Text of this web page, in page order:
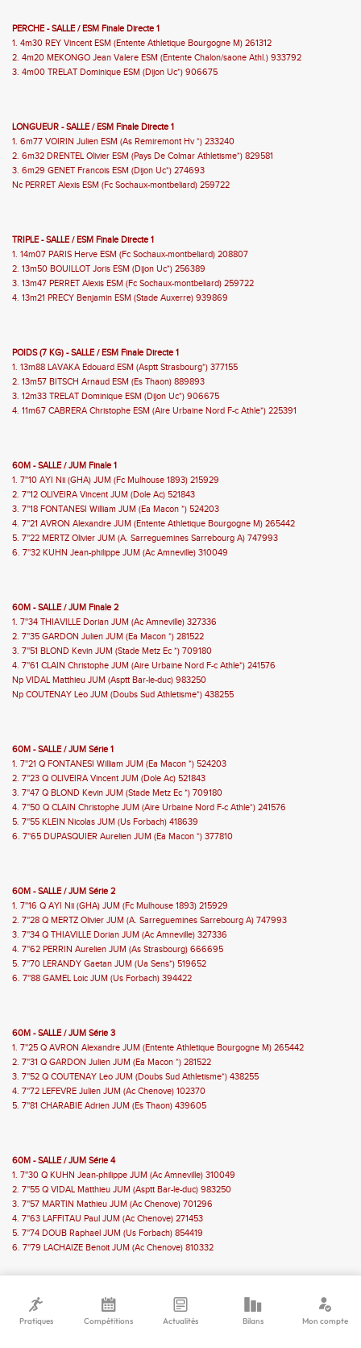
PERCHE - SALLE / ESM Finale Directe 1
1. 4m30 REY Vincent ESM (Entente Athletique Bourgogne M) 261312
2. 4m20 MEKONGO Jean Valere ESM (Entente Chalon/saone Athl.) 933792
3. 4m00 TRELAT Dominique ESM (Dijon Uc*) 906675
LONGUEUR - SALLE / ESM Finale Directe 1
1. 6m77 VOIRIN Julien ESM (As Remiremont Hv *) 233240
2. 6m32 DRENTEL Olivier ESM (Pays De Colmar Athletisme*) 829581
3. 6m29 GENET Francois ESM (Dijon Uc*) 274693
Nc PERRET Alexis ESM (Fc Sochaux-montbeliard) 259722
TRIPLE - SALLE / ESM Finale Directe 1
1. 14m07 PARIS Herve ESM (Fc Sochaux-montbeliard) 208807
2. 13m50 BOUILLOT Joris ESM (Dijon Uc*) 256389
3. 13m47 PERRET Alexis ESM (Fc Sochaux-montbeliard) 259722
4. 13m21 PRECY Benjamin ESM (Stade Auxerre) 939869
POIDS (7 KG) - SALLE / ESM Finale Directe 1
1. 13m88 LAVAKA Edouard ESM (Asptt Strasbourg*) 377155
2. 13m57 BITSCH Arnaud ESM (Es Thaon) 889893
3. 12m33 TRELAT Dominique ESM (Dijon Uc*) 906675
4. 11m67 CABRERA Christophe ESM (Aire Urbaine Nord F-c Athle*) 225391
60M - SALLE / JUM Finale 1
1. 7''10 AYI Nii (GHA) JUM (Fc Mulhouse 1893) 215929
2. 7''12 OLIVEIRA Vincent JUM (Dole Ac) 521843
3. 7''18 FONTANESI William JUM (Ea Macon *) 524203
4. 7''21 AVRON Alexandre JUM (Entente Athletique Bourgogne M) 265442
5. 7''22 MERTZ Olivier JUM (A. Sarreguemines Sarrebourg A) 747993
6. 7''32 KUHN Jean-philippe JUM (Ac Amneville) 310049
60M - SALLE / JUM Finale 2
1. 7''34 THIAVILLE Dorian JUM (Ac Amneville) 327336
2. 7''35 GARDON Julien JUM (Ea Macon *) 281522
3. 7''51 BLOND Kevin JUM (Stade Metz Ec *) 709180
4. 7''61 CLAIN Christophe JUM (Aire Urbaine Nord F-c Athle*) 241576
Np VIDAL Matthieu JUM (Asptt Bar-le-duc) 983250
Np COUTENAY Leo JUM (Doubs Sud Athletisme*) 438255
60M - SALLE / JUM Série 1
1. 7''21 Q FONTANESI William JUM (Ea Macon *) 524203
2. 7''23 Q OLIVEIRA Vincent JUM (Dole Ac) 521843
3. 7''47 Q BLOND Kevin JUM (Stade Metz Ec *) 709180
4. 7''50 Q CLAIN Christophe JUM (Aire Urbaine Nord F-c Athle*) 241576
5. 7''55 KLEIN Nicolas JUM (Us Forbach) 418639
6. 7''65 DUPASQUIER Aurelien JUM (Ea Macon *) 377810
60M - SALLE / JUM Série 2
1. 7''16 Q AYI Nii (GHA) JUM (Fc Mulhouse 1893) 215929
2. 7''28 Q MERTZ Olivier JUM (A. Sarreguemines Sarrebourg A) 747993
3. 7''34 Q THIAVILLE Dorian JUM (Ac Amneville) 327336
4. 7''62 PERRIN Aurelien JUM (As Strasbourg) 666695
5. 7''70 LERANDY Gaetan JUM (Ua Sens*) 519652
6. 7''88 GAMEL Loic JUM (Us Forbach) 394422
60M - SALLE / JUM Série 3
1. 7''25 Q AVRON Alexandre JUM (Entente Athletique Bourgogne M) 265442
2. 7''31 Q GARDON Julien JUM (Ea Macon *) 281522
3. 7''52 Q COUTENAY Leo JUM (Doubs Sud Athletisme*) 438255
4. 7''72 LEFEVRE Julien JUM (Ac Chenove) 102370
5. 7''81 CHARABIE Adrien JUM (Es Thaon) 439605
60M - SALLE / JUM Série 4
1. 7''30 Q KUHN Jean-philippe JUM (Ac Amneville) 310049
2. 7''55 Q VIDAL Matthieu JUM (Asptt Bar-le-duc) 983250
3. 7''57 MARTIN Mathieu JUM (Ac Chenove) 701296
4. 7''63 LAFFITAU Paul JUM (Ac Chenove) 271453
5. 7''74 DOUB Raphael JUM (Us Forbach) 854419
6. 7''79 LACHAIZE Benoit JUM (Ac Chenove) 810332
400M - SALLE / JUM Finale Directe 1
1. 51''91 FLEURY Laurent JUM (Aire Urbaine Nord F-c Athle*) 243372
Pratiques Compétitions Actualités Bilans Mon compte